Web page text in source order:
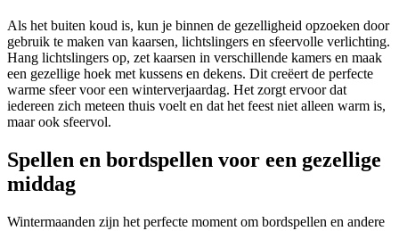
Als het buiten koud is, kun je binnen de gezelligheid opzoeken door
gebruik te maken van kaarsen, lichtslingers en sfeervolle verlichting.
Hang lichtslingers op, zet kaarsen in verschillende kamers en maak
een gezellige hoek met kussens en dekens. Dit creëert de perfecte
warme sfeer voor een winterverjaardag. Het zorgt ervoor dat
iedereen zich meteen thuis voelt en dat het feest niet alleen warm is,
maar ook sfeervol.
Spellen en bordspellen voor een gezellige
middag
Wintermaanden zijn het perfecte moment om bordspellen en andere